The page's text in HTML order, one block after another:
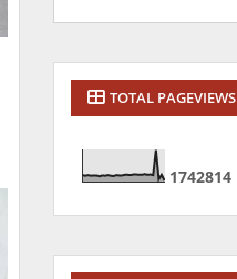
TOTAL PAGEVIEWS
1742814